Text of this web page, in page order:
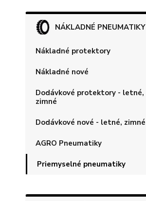
NÁKLADNÉ PNEUMATIKY
Nákladné protektory
Nákladné nové
Dodávkové protektory - letné,
zimné
Dodávkové nové - letné, zimné
AGRO Pneumatiky
Priemyselné pneumatiky